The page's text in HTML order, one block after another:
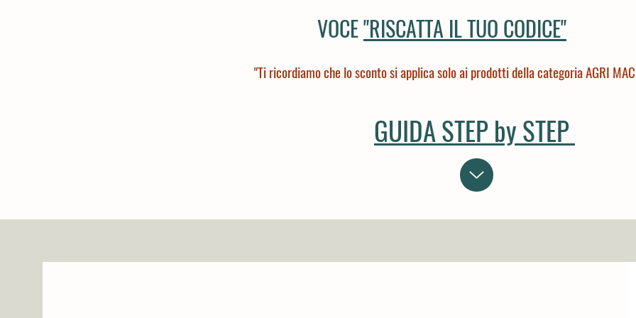
VOCE"RISCATTA IL TUO CODICE"
"Ti ricordiamo che lo sconto si applica solo ai prodotti della categoria AGRI
GUIDA STEP by STEP